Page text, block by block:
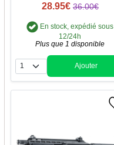
28.95€ 36.00€
En stock, expédié sous
12/24h
Plus que 1 disponible
Quantité
Ajouter